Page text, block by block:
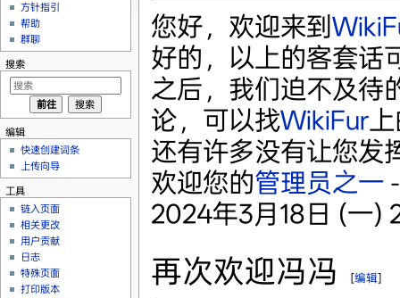
您好，欢迎来到
好的，以上的客套话
之后，我们迫不及待
论，可以找WikiFur
还有许多没有让您发
欢迎您的管理员之一
2024年3月18日 (一)
再次欢迎冯冯 [编辑]
方针指引
帮助
群聊
搜索
编辑
快速创建词条
上传向导
工具
链入页面
相关更改
用户贡献
日志
特殊页面
打印版本